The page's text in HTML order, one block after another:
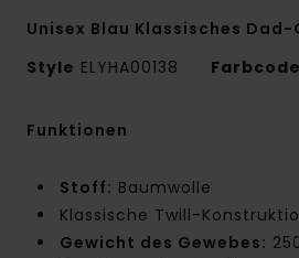
Unisex Blau Klassisches Dad-
Style ELYHA00138 Farbcode
Funktionen
Stoff: Baumwolle
Klassische Twill-
Gewicht des Gewebes: